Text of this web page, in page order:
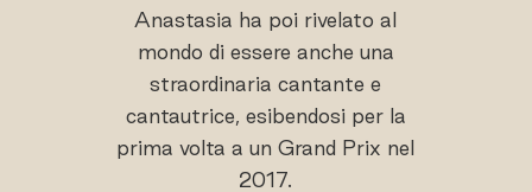
Anastasia ha poi rivelato al
mondo di essere anche una
straordinaria cantante e
cantautrice, esibendosi per la
prima volta a un Grand Prix nel
2017.